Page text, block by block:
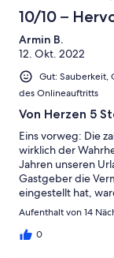
10/10 –
Armin B.
12. Okt. 2022
Gut: Sauberkeit,
des Onlineauftritts
Von Herzen 5
Eins vorweg: Die
wirklich der
Jahren unseren
Gastgeber die
eingestellt hat,
„Bleibe“ für die
Agnes und ihrem
liebenswerte
Aufenthalt von 14
0